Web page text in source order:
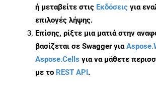
ή μεταβείτε στις Εκδόσεις για
επιλογές λήψης.
Επίσης, ρίξτε μια ματιά στην
βασίζεται σε Swagger για
Aspose.Cells για να μάθετε
με το REST API.